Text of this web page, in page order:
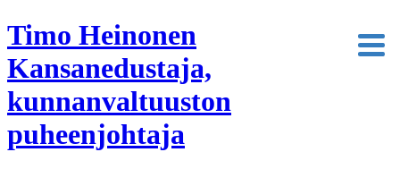
Timo Heinonen
Kansanedustaja,
kunnanvaltuuston
puheenjohtaja